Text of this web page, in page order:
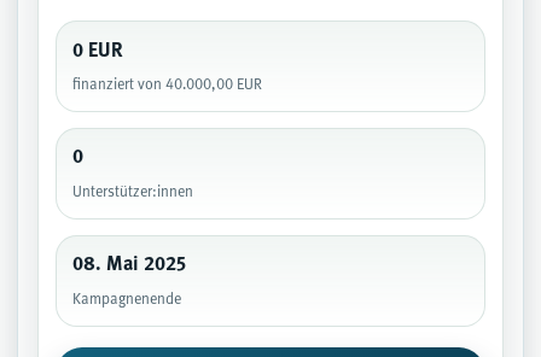
0 EUR
finanziert von 40.000,00 EUR
0
Unterstützer:innen
08. Mai 2025
Kampagnenende